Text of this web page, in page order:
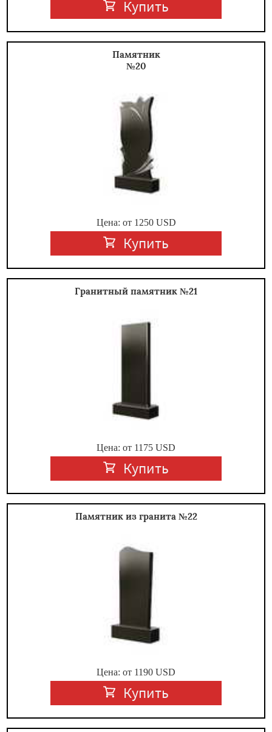
Купить
Памятник
№20
Цена: от 1250USD
Купить
Гранитный памятник №21
Цена: от 1175 USD
Купить
Памятник из гранита №22
Цена: от 1190 USD
Купить